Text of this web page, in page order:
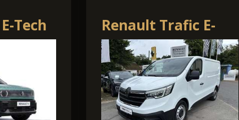
Tech
Renault Trafic E-
TECH 100%
elektrisch